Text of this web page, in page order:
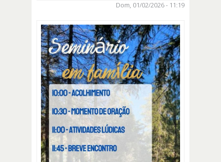
Dom, 01/02/2026 - 11:19